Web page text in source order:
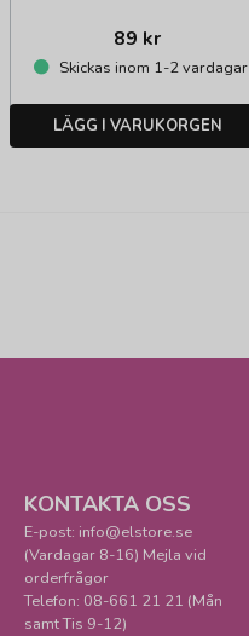
89 kr
Skickas inom 1-2 vardagar
LÄGG I VARUKORGEN
KONTAKTA OSS
E-post: info@elstore.se
(Vardagar 8-16) Mejla vid
orderfrågor
Telefon: 08-661 21 21 (Mån
samt Tis 9-12)